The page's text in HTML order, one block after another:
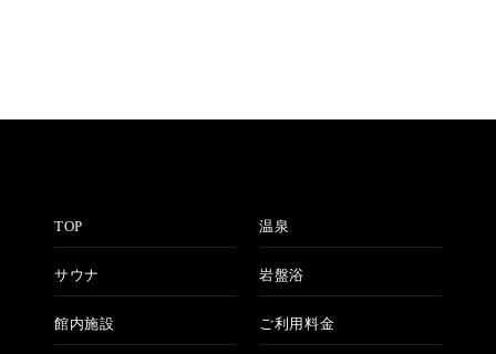
TOP 温泉
サウナ 岩盤浴
館内施設 ご利用料金